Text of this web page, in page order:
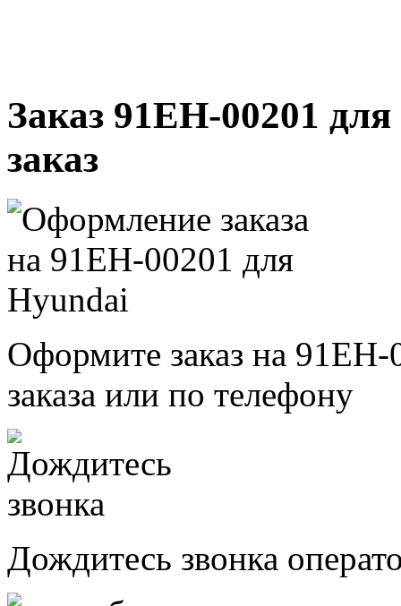
Заказ 91EH-00201
заказ
Оформите заказ на
заказа или по телефону
Дождитесь звонка